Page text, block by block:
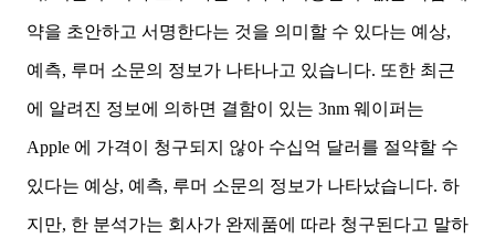
약을 초안하고 서명한다는 것을 의미할 수 있다는 예상,
예측, 루머 소문의 정보가 나타나고 있습니다. 또한 최근
에 알려진 정보에 의하면 결함이 있는 3nm 웨이퍼는
Apple 에 가격이 청구되지 않아 수십억 달러를 절약할 수
있다는 예상, 예측, 루머 소문의 정보가 나타났습니다. 하
지만, 한 분석가는 회사가 완제품에 따라 청구된다고 말하